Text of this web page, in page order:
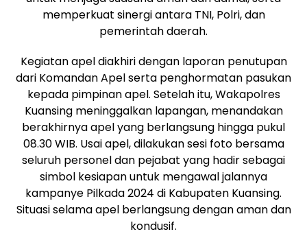
memperkuat sinergi antara TNI, Polri, dan
pemerintah daerah.
Kegiatan apel diakhiri dengan laporan penutupan
dari Komandan Apel serta penghormatan pasukan
kepada pimpinan apel. Setelah itu, Wakapolres
Kuansing meninggalkan lapangan, menandakan
berakhirnya apel yang berlangsung hingga pukul
08.30 WIB. Usai apel, dilakukan sesi foto bersama
seluruh personel dan pejabat yang hadir sebagai
simbol kesiapan untuk mengawal jalannya
kampanye Pilkada 2024 di Kabupaten Kuansing.
Situasi selama apel berlangsung dengan aman dan
kondusif.